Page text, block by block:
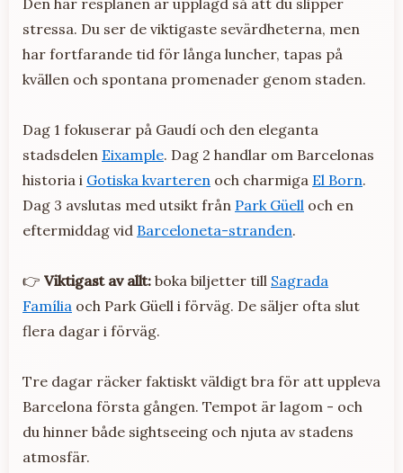
Den här resplanen är upplagd så att du slipper
stressa. Du ser de viktigaste sevärdheterna, men
har fortfarande tid för långa luncher, tapas på
kvällen och spontana promenader genom staden.
Dag 1 fokuserar på Gaudí och den eleganta
stadsdelen Eixample. Dag 2 handlar om Barcelonas
historia i Gotiska kvarteren och charmiga El Born.
Dag 3 avslutas med utsikt från Park Güell och en
eftermiddag vid Barceloneta-stranden.
👉 Viktigast av allt: boka biljetter till Sagrada
Família och Park Güell i förväg. De säljer ofta slut
flera dagar i förväg.
Tre dagar räcker faktiskt väldigt bra för att uppleva
Barcelona första gången. Tempot är lagom - och
du hinner både sightseeing och njuta av stadens
atmosfär.